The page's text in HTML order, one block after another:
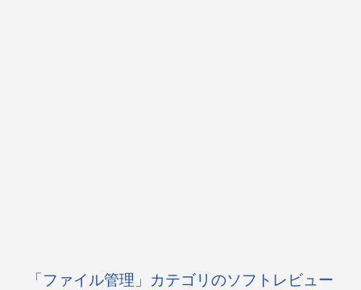
「ファイル管理」カテゴリのソフトレビュー